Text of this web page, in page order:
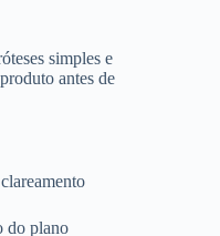
simples e
antes de
do plano